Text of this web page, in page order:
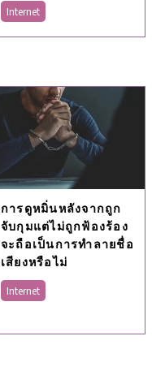
Internet
การดูหมิ่นหลังจากถูก
จับกุมแต่ไม่ถูกฟ้องร้อง
จะถือเป็นการทำลายชื่อ
เสียงหรือไม่
Internet